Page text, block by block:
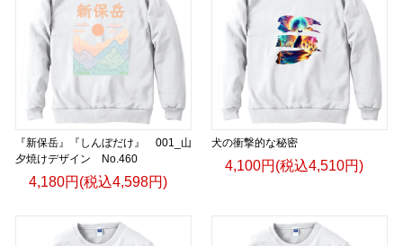
『新保岳』『しんぼだけ』 001_山
夕焼けデザイン No.460
4,180円(税込4,598円)
犬の衝撃的な秘密
4,100円(税込4,510円)